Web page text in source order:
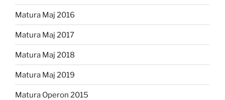
Matura Maj 2016
Matura Maj 2017
Matura Maj 2018
Matura Maj 2019
Matura Operon 2015